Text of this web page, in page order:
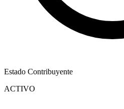
Estado Contribuyente
ACTIVO